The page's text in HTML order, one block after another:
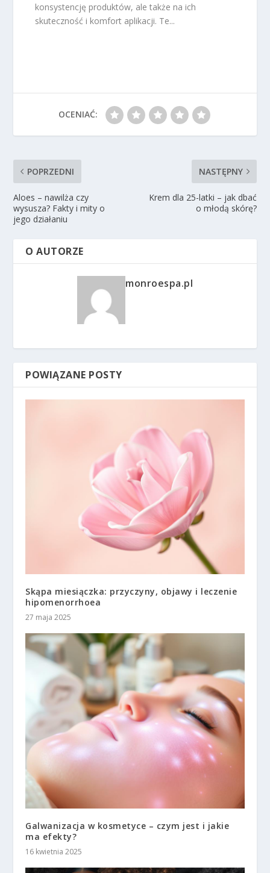
konsystencję produktów, ale także na ich
skuteczność i komfort aplikacji. Te...
OCENIAĆ:
POPRZEDNI
Aloes – nawilża czy
wysusza? Fakty i mity o
jego działaniu
NASTĘPNY
Krem dla 25-latki – jak dbać
o młodą skórę?
O AUTORZE
monroespa.pl
POWIĄZANE POSTY
Skąpa miesiączka: przyczyny, objawy i leczenie
hipomenorrhoea
27 maja 2025
Galwanizacja w kosmetyce – czym jest i jakie
ma efekty?
16 kwietnia 2025